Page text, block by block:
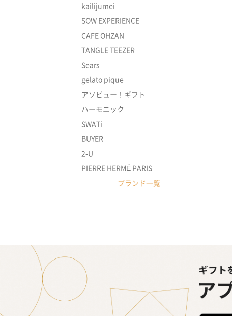
kailijumei
SOW EXPERIENCE
CAFE OHZAN
TANGLE TEEZER
Sears
gelato pique
アソビュー！ギフト
ハーモニック
SWATi
BUYER
2-U
PIERRE HERMÉ PARIS
ブランド一覧